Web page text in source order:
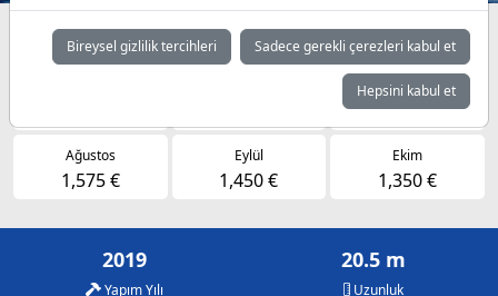
Müsaitlik durumuna göre günlük fiyatlar
Temmuz
1,575 €
Ağustos
1,575 €
Eylül
1,450 €
Ekim
1,350 €
2019
Yapım Yılı
20.5 m
Uzunluk
Bireysel gizlilik tercihleri Sadece gerekli çerezleri kabul et
Hepsini kabul et